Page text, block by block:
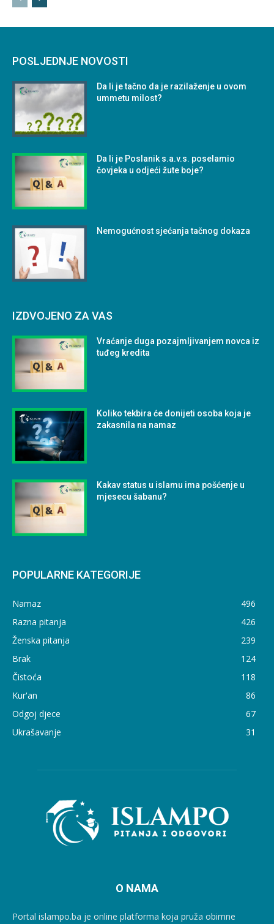
POSLJEDNJE NOVOSTI
Da li je tačno da je razilaženje u ovom
ummetu milost?
Da li je Poslanik s.a.v.s. poselamio
čovjeka u odjeći žute boje?
Nemogućnost sjećanja tačnog dokaza
IZDVOJENO ZA VAS
Vraćanje duga pozajmljivanjem novca iz
tuđeg kredita
Koliko tekbira će donijeti osoba koja je
zakasnila na namaz
Kakav status u islamu ima pošćenje u
mjesecu šabanu?
POPULARNE KATEGORIJE
Namaz
496
Razna pitanja
426
Ženska pitanja
239
Brak
124
Čistoća
118
Kur'an
86
Odgoj djece
67
Ukrašavanje
31
O NAMA
Portal islampo.ba je online platforma koja pruža obimne